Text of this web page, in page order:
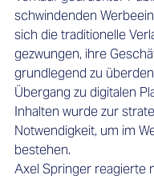
schwindenden
sich die traditionelle
gezwungen, ihre
grundlegend zu
Übergang zu digitalen
Inhalten wurde zur
Notwendigkeit, um im
bestehen.
Axel Springer reagierte